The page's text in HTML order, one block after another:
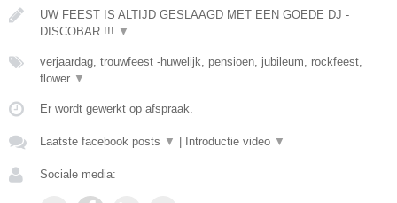
UW FEEST IS ALTIJD GESLAAGD MET EEN GOEDE DJ -
DISCOBAR !!! ▼
verjaardag, trouwfeest -huwelijk, pensioen, jubileum, rockfeest,
flower ▼
Er wordt gewerkt op afspraak.
Laatste facebook posts ▼ Introductie video ▼
Sociale media: